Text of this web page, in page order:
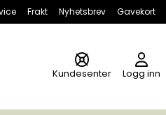
Frakt Nyhetsbrev Gavekort
Kundesenter Logg inn